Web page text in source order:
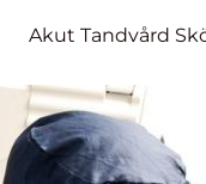
Akut Tandvård